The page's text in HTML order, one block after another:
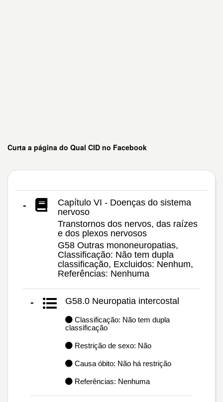
Curta a página do Qual CID no Facebook
-
Capítulo VI - Doenças do sistema
nervoso
Transtornos dos nervos, das raízes
e dos plexos nervosos
G58 Outras mononeuropatias,
Classificação: Não tem dupla
classificação, Excluidos: Nenhum,
Referências: Nenhuma
- G58.0 Neuropatia intercostal
Classificação: Não tem dupla
classificação
Restrição de sexo: Não
Causa óbito: Não há restrição
Referências: Nenhuma